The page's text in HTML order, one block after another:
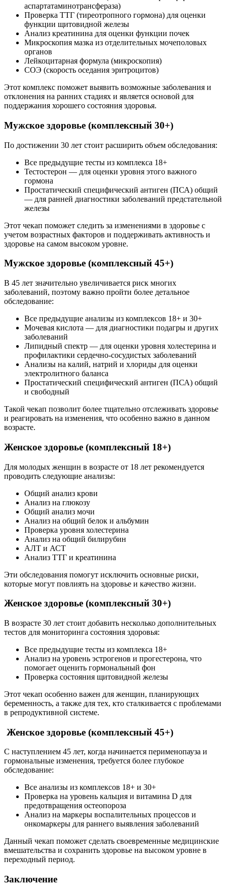
аспартатаминотрансфераза)
Проверка ТТГ (тиреотропного гормона) для оценки
функции щитовидной железы
Анализ креатинина для оценки функции почек
Микроскопия мазка из отделительных мочеполовых
органов
Лейкоцитарная формула (микроскопия)
СОЭ (скорость оседания эритроцитов)
Этот комплекс поможет выявить возможные заболевания и
отклонения на ранних стадиях и является основой для
поддержания хорошего состояния здоровья.
Мужское здоровье (комплексный 30+)
По достижении 30 лет стоит расширить объем обследования:
Все предыдущие тесты из комплекса 18+
Тестостерон — для оценки уровня этого важного
гормона
Простатический специфический антиген (ПСА) общий
— для ранней диагностики заболеваний предстательной
железы
Этот чекап поможет следить за изменениями в здоровье с
учетом возрастных факторов и поддерживать активность и
здоровье на самом высоком уровне.
Мужское здоровье (комплексный 45+)
В 45 лет значительно увеличивается риск многих
заболеваний, поэтому важно пройти более детальное
обследование:
Все предыдущие анализы из комплексов 18+ и 30+
Мочевая кислота — для диагностики подагры и других
заболеваний
Липидный спектр — для оценки уровня холестерина и
профилактики сердечно-сосудистых заболеваний
Анализы на калий, натрий и хлориды для оценки
электролитного баланса
Простатический специфический антиген (ПСА) общий
и свободный
Такой чекап позволит более тщательно отслеживать здоровье
и реагировать на изменения, что особенно важно в данном
возрасте.
Женское здоровье (комплексный 18+)
Для молодых женщин в возрасте от 18 лет рекомендуется
проводить следующие анализы:
Общий анализ крови
Анализ на глюкозу
Общий анализ мочи
Анализ на общий белок и альбумин
Проверка уровня холестерина
Анализ на общий билирубин
АЛТ и АСТ
Анализ ТТГ и креатинина
Эти обследования помогут исключить основные риски,
которые могут повлиять на здоровье и качество жизни.
Женское здоровье (комплексный 30+)
В возрасте 30 лет стоит добавить несколько дополнительных
тестов для мониторинга состояния здоровья:
Все предыдущие тесты из комплекса 18+
Анализ на уровень эстрогенов и прогестерона, что
помогает оценить гормональный фон
Проверка состояния щитовидной железы
Этот чекап особенно важен для женщин, планирующих
беременность, а также для тех, кто сталкивается с проблемами
в репродуктивной системе.
Женское здоровье (комплексный 45+)
С наступлением 45 лет, когда начинается перименопауза и
гормональные изменения, требуется более глубокое
обследование:
Все анализы из комплексов 18+ и 30+
Проверка на уровень кальция и витамина D для
предотвращения остеопороза
Анализ на маркеры воспалительных процессов и
онкомаркеры для раннего выявления заболеваний
Данный чекап поможет сделать своевременные медицинские
вмешательства и сохранить здоровье на высоком уровне в
переходный период.
Заключение